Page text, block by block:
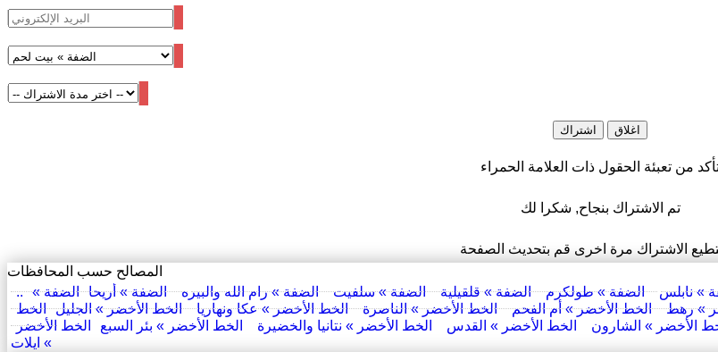
اشتراك اغلاق
من تعبئة الحقول ذات العلامة الحمراء
تم الاشتراك بنجاح, شكرا لك
الاشتراك مرة اخرى قم بتحديث الصفحة
المصالح حسب المحافظات
» نابلس الضفة » طولكرم الضفة » قلقيلية الضفة » سلفيت الضفة » رام الله والبيره الضفة » أريحا
الضفة »
» رهط الخط الأخضر » أم الفحم الخط الأخضر » الناصرة الخط الأخضر » عكا ونهاريا الخط الأخضر » الجليل
الخط
الأخضر » الشارون الخط الأخضر » القدس الخط الأخضر » نتانيا والخضيرة الخط الأخضر » بئر السبع
الخط الأخضر
» ايلات